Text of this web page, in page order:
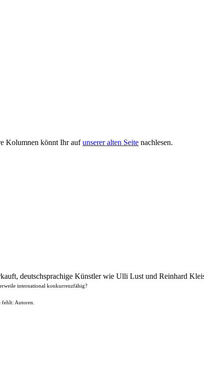
Kolumnen könnt Ihr aufunserer alten Seite nachlesen.
deutschsprachige Künstler wie Ulli Lust und Reinhard
international konkurrenzfähig?
Autoren.